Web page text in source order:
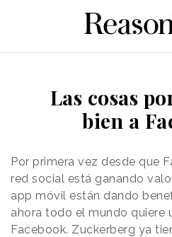
Las cosas
bien a
Por primera vez desde que
red social está ganando
app móvil están dando
ahora todo el mundo quiere
Facebook. Zuckerberg ya